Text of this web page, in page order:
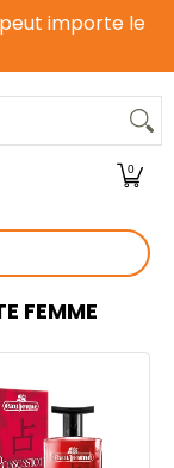
importe le
0
FEMME